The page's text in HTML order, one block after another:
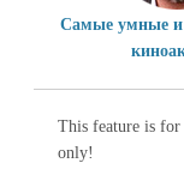
Самые умные и
This feature is for
only!